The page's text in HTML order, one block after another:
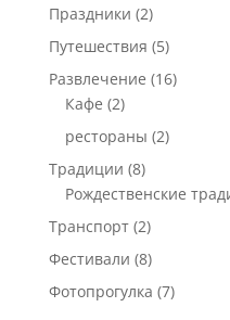
Праздники (2)
Путешествия (5)
Развлечение (16)
Кафе (2)
рестораны (2)
Традиции (8)
Рождественские
Транспорт(2)
Фестивали (8)
Фотопрогулка (7)